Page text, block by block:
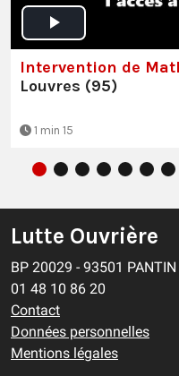
Intervention de
Louvres (95)
1 min 15
Lutte Ouvrière
BP 20029 - 93501 PANTIN
01 48 10 86 20
Contact
Données personnelles
Mentions légales